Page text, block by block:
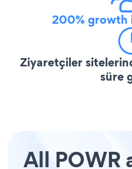
200% growth
Ziyaretçiler
süre
All POWR